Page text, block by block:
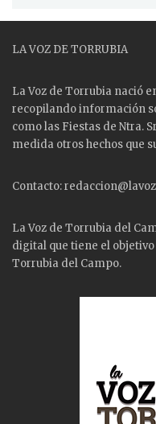
LA VOZ DE TORRUBIA
La Voz de Torrubia nació
recopilando información
como las Fiestas de Ntra.
medida otros hechos que
Contacto:
La Voz de Torrubia del
digital que tiene el
Torrubia del Campo.